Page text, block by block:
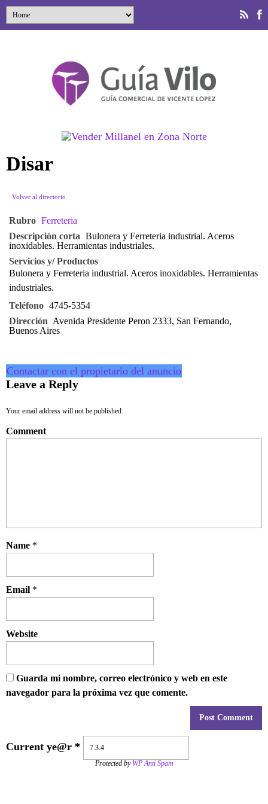
Disar
Volver al directorio
Rubro Ferreteria
Descripción corta Bulonera y Ferreteria industrial. Aceros
inoxidables. Herramientas industriales.
Servicios y/ Productos
Bulonera y Ferreteria industrial. Aceros inoxidables. Herramientas
industriales.
Teléfono 4745-5354
Dirección Avenida Presidente Peron 2333, San Fernando,
Buenos Aires
Contactar con el propietario del anuncio
Leave a Reply
Your email address will not be published.
Comment
Name *
Email *
Website
Guarda mi nombre, correo electrónico y web en este
navegador para la próxima vez que comente.
Current ye@r *
Protected by WP Anti Spam